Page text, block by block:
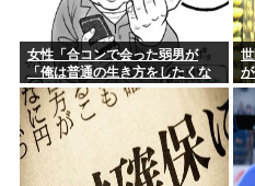
国土交通省さん「全日空機と国
たけど”...
50歳でマッチングアプリも婚活
ッサンだ...
元ジャンポケ・斉藤慎二被告の
女性「合コンで会った弱男が
「俺は普通の生き方をしたくな
い」とかカッコつけててワロ
た。お前既に普通以下だろw」
⬅10万いいね